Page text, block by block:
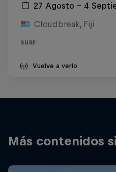
27 Agosto – 4
Cloudbreak, Fiji
SURF
Vuelve a verlo
Más contenidos